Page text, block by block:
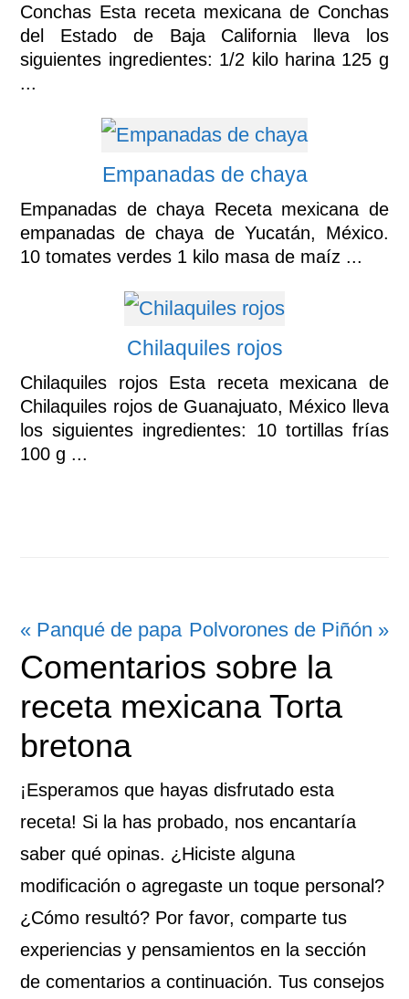
Conchas Esta receta mexicana de Conchas
del Estado de Baja California lleva los
siguientes ingredientes: 1/2 kilo harina 125 g
...
Empanadas de chaya
Empanadas de chaya Receta mexicana de
empanadas de chaya de Yucatán, México.
10 tomates verdes 1 kilo masa de maíz ...
Chilaquiles rojos
Chilaquiles rojos Esta receta mexicana de
Chilaquiles rojos de Guanajuato, México lleva
los siguientes ingredientes: 10 tortillas frías
100 g ...
Entrada
anterior:
« Panqué de papa Siguiente
entrada:
Polvorones de Piñón »
Interacciones
con
los
lectores
Comentarios sobre la
receta mexicana Torta
bretona
¡Esperamos que hayas disfrutado esta
receta! Si la has probado, nos encantaría
saber qué opinas. ¿Hiciste alguna
modificación o agregaste un toque personal?
¿Cómo resultó? Por favor, comparte tus
experiencias y pensamientos en la sección
de comentarios a continuación. Tus consejos